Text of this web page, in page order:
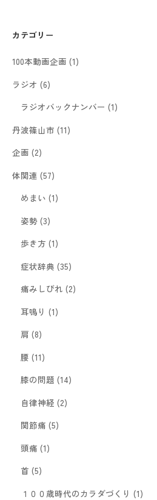
カテゴリー
100本動画企画 (1)
ラジオ (6)
ラジオバックナンバー (1)
丹波篠山市 (11)
企画 (2)
体関連 (57)
めまい (1)
姿勢(3)
歩き方 (1)
症状辞典 (35)
痛みしびれ (2)
耳鳴り (1)
肩 (8)
腰 (11)
膝の問題 (14)
自律神経 (2)
関節痛 (5)
頭痛 (1)
首 (5)
１００歳時代のカラダづくり (1)